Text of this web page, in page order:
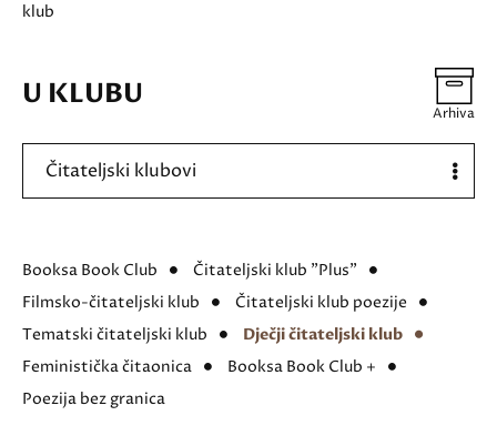
klub
U KLUBU
Čitateljski klubovi
Arhiva
Booksa Book Club
Čitateljski klub "Plus"
Filmsko-čitateljski klub
Čitateljski klub poezije
Tematski čitateljski klub
Dječji čitateljski klub
Feministička čitaonica
Booksa Book Club +
Poezija bez granica